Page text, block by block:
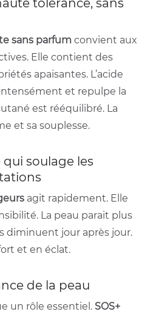
tolérance, sans
sans parfum convient aux
Elle contient des
apaisantes. L’acide
et repulpe la
est rééquilibré. La
et sa souplesse.
soulage les
agit rapidement. Elle
La peau parait plus
diminuent jour après jour.
et en éclat.
de la peau
un rôle essentiel. SOS+